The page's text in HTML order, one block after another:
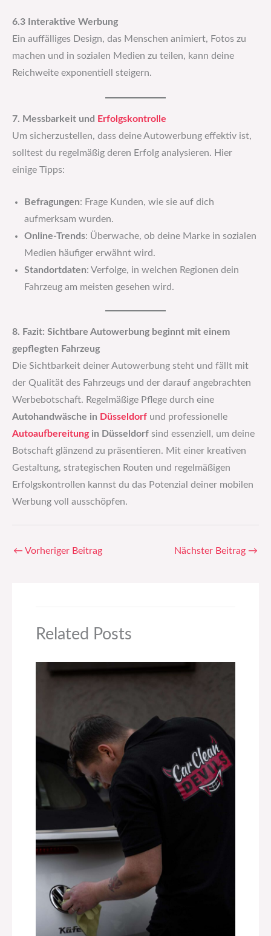
6.3 Interaktive Werbung
Ein auffälliges Design, das Menschen animiert, Fotos zu
machen und in sozialen Medien zu teilen, kann deine
Reichweite exponentiell steigern.
7. Messbarkeit und Erfolgskontrolle
Um sicherzustellen, dass deine Autowerbung effektiv ist,
solltest du regelmäßig deren Erfolg analysieren. Hier
einige Tipps:
Befragungen: Frage Kunden, wie sie auf dich
aufmerksam wurden.
Online-Trends: Überwache, ob deine Marke in sozialen
Medien häufiger erwähnt wird.
Standortdaten: Verfolge, in welchen Regionen dein
Fahrzeug am meisten gesehen wird.
8. Fazit: Sichtbare Autowerbung beginnt mit einem
gepflegten Fahrzeug
Die Sichtbarkeit deiner Autowerbung steht und fällt mit
der Qualität des Fahrzeugs und der darauf angebrachten
Werbebotschaft. Regelmäßige Pflege durch eine
Autohandwäsche in Düsseldorf und professionelle
Autoaufbereitungin Düsseldorf sind essenziell, um deine
Botschaft glänzend zu präsentieren. Mit einer kreativen
Gestaltung, strategischen Routen und regelmäßigen
Erfolgskontrollen kannst du das Potenzial deiner mobilen
Werbung voll ausschöpfen.
← Vorheriger Beitrag Nächster Beitrag →
Related Posts